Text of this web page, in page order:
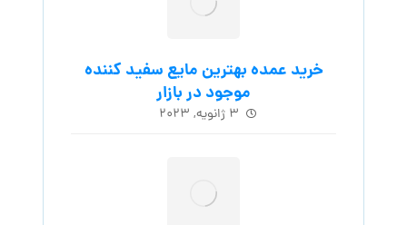
خرید عمده بهترین مایع سفید کننده
موجود در بازار
۳ ژانویه, ۲۰۲۳